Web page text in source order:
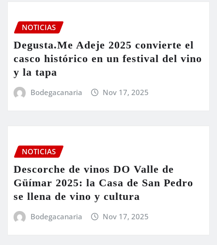
NOTICIAS
Degusta.Me Adeje 2025 convierte el
casco histórico en un festival del vino
y la tapa
Bodegacanaria Nov 17, 2025
NOTICIAS
Descorche de vinos DO Valle de
Güímar 2025: la Casa de San Pedro
se llena de vino y cultura
Bodegacanaria Nov 17, 2025